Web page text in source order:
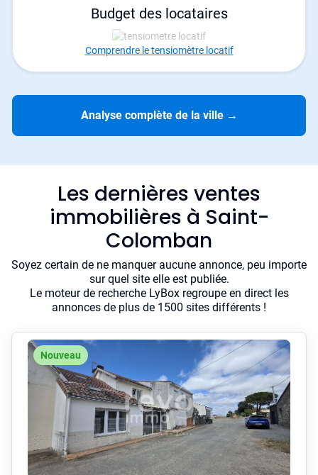
Budget des locataires
Comprendre le tensiomètre locatif
Analyse complète de la ville →
Les dernières ventes
immobilières à Saint-
Colomban
Soyez certain de ne manquer aucune annonce, peu importe
sur quel site elle est publiée.
Le moteur de recherche LyBox regroupe en direct les
annonces de plus de 1500 sites différents !
Nouveau